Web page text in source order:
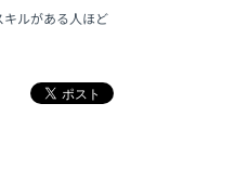
ルがある人ほど